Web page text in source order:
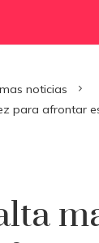
noticias
para afrontar